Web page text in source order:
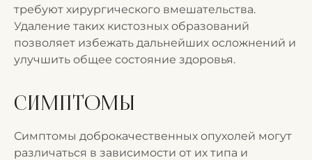
требуют хирургического вмешательства.
Удаление таких кистозных образований
позволяет избежать дальнейших осложнений и
улучшить общее состояние здоровья.
Симптомы
Симптомы доброкачественных опухолей могут
различаться в зависимости от их типа и